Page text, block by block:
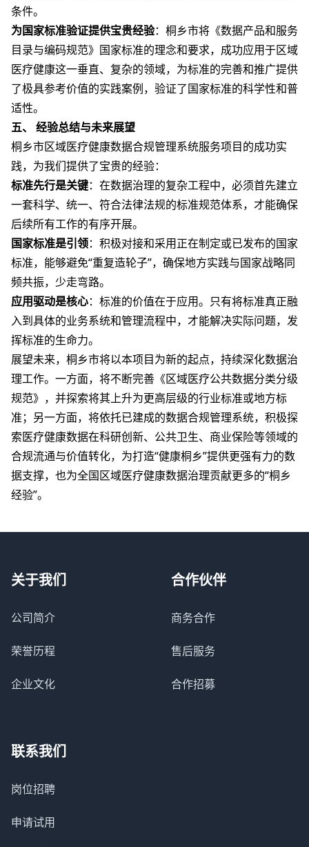
条件。
为国家标准验证提供宝贵经验：桐乡市将《数据产品和服务
目录与编码规范》国家标准的理念和要求，成功应用于区域
医疗健康这一垂直、复杂的领域，为标准的完善和推广提供
了极具参考价值的实践案例，验证了国家标准的科学性和普
适性。
五、 经验总结与未来展望
桐乡市区域医疗健康数据合规管理系统服务项目的成功实
践，为我们提供了宝贵的经验：
标准先行是关键：在数据治理的复杂工程中，必须首先建立
一套科学、统一、符合法律法规的标准规范体系，才能确保
后续所有工作的有序开展。
国家标准是引领：积极对接和采用正在制定或已发布的国家
标准，能够避免“重复造轮子”，确保地方实践与国家战略同
频共振，少走弯路。
应用驱动是核心：标准的价值在于应用。只有将标准真正融
入到具体的业务系统和管理流程中，才能解决实际问题，发
挥标准的生命力。
展望未来，桐乡市将以本项目为新的起点，持续深化数据治
理工作。一方面，将不断完善《区域医疗公共数据分类分级
规范》，并探索将其上升为更高层级的行业标准或地方标
准；另一方面，将依托已建成的数据合规管理系统，积极探
索医疗健康数据在科研创新、公共卫生、商业保险等领域的
合规流通与价值转化，为打造“健康桐乡”提供更强有力的数
据支撑，也为全国区域医疗健康数据治理贡献更多的“桐乡
经验”。
关于我们
公司简介
荣誉历程
企业文化
合作伙伴
商务合作
售后服务
合作招募
联系我们
岗位招聘
申请试用